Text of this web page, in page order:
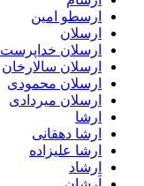
ارسطو امین
ارسلان
ارسلان خداپرست
ارسلان سالارخان
ارسلان محمودی
ارسلان میردادی
ارشا
ارشا دهقانی
ارشا علیزاده
ارشاد